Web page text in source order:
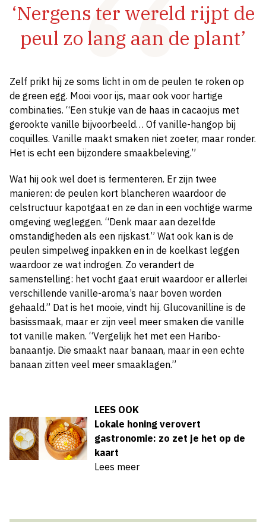
‘Nergens ter wereld rijpt de
peul zo lang aan de plant’
Zelf prikt hij ze soms licht in om de peulen te roken op
de green egg. Mooi voor ijs, maar ook voor hartige
combinaties. “Een stukje van de haas in cacaojus met
gerookte vanille bijvoorbeeld… Of vanille-hangop bij
coquilles. Vanille maakt smaken niet zoeter, maar ronder.
Het is echt een bijzondere smaakbeleving.”
Wat hij ook wel doet is fermenteren. Er zijn twee
manieren: de peulen kort blancheren waardoor de
celstructuur kapotgaat en ze dan in een vochtige warme
omgeving wegleggen. “Denk maar aan dezelfde
omstandigheden als een rijskast.” Wat ook kan is de
peulen simpelweg inpakken en in de koelkast leggen
waardoor ze wat indrogen. Zo verandert de
samenstelling: het vocht gaat eruit waardoor er allerlei
verschillende vanille-aroma’s naar boven worden
gehaald.” Dat is het mooie, vindt hij. Glucovanilline is de
basissmaak, maar er zijn veel meer smaken die vanille
tot vanille maken. “Vergelijk het met een Haribo-
banaantje. Die smaakt naar banaan, maar in een echte
banaan zitten veel meer smaaklagen.”
LEES OOK
Lokale honing verovert
gastronomie: zo zet je het op de
kaart
Lees meer